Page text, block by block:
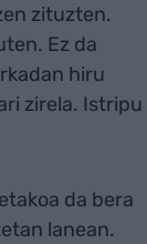
zituzten.
Ez da
hiru
zirela. Istripu
da bera
lanean.